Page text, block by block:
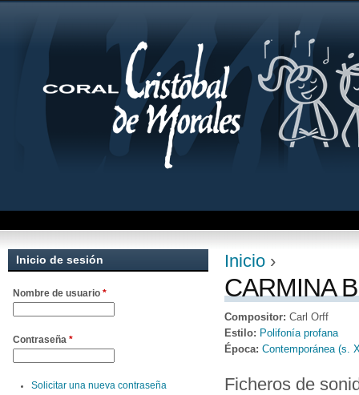
Se encuentra
Inicio ›
CARMINA
Compositor: Carl Orff
Estilo: Polifonía profana
Época: Contemporánea (s.
Ficheros de
Inicio de sesión
Nombre de usuario *
Contraseña *
Solicitar una nueva contraseña